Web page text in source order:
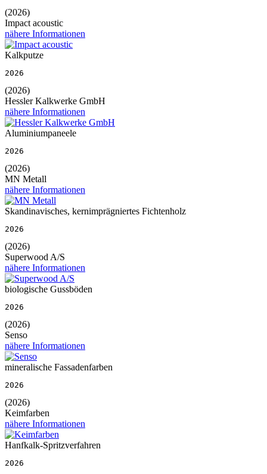
(2026)
Impact acoustic
nähere Informationen
Kalkputze
2026
(2026)
Hessler Kalkwerke GmbH
nähere Informationen
Aluminiumpaneele
2026
(2026)
MN Metall
nähere Informationen
Skandinavisches, kernimprägniertes Fichtenholz
2026
(2026)
Superwood A/S
nähere Informationen
biologische Gussböden
2026
(2026)
Senso
nähere Informationen
mineralische Fassadenfarben
2026
(2026)
Keimfarben
nähere Informationen
Hanfkalk-Spritzverfahren
2026